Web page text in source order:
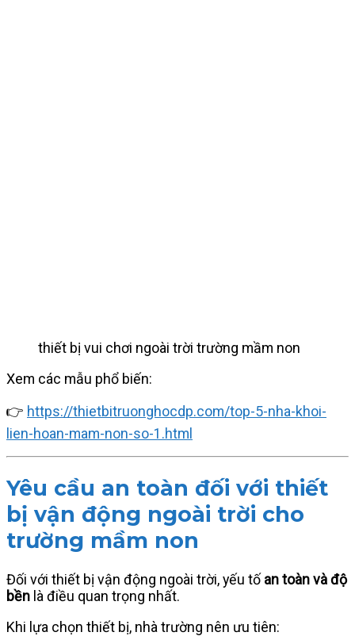
thiết bị vui chơi ngoài trời trường mầm non
Xem các mẫu phổ biến:
👉 https://thietbitruonghocdp.com/top-5-nha-khoi-
lien-hoan-mam-non-so-1.html
Yêu cầu an toàn đối với thiết
bị vận động ngoài trời cho
trường mầm non
Đối với thiết bị vận động ngoài trời, yếu tố an toàn và độ
bền là điều quan trọng nhất.
Khi lựa chọn thiết bị, nhà trường nên ưu tiên: